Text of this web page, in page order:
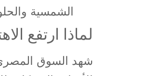
الشمسية
لماذا ارتفع
شهد السوق المصري